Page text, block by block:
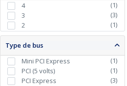
4
(1)
3
(3)
2
(1)
Type de bus
Mini PCI Express
(1)
PCI (5 volts)
(1)
PCI Express
(3)